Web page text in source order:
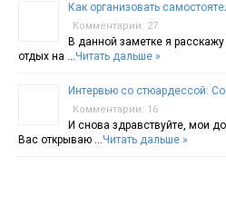
Как организовать
Комментарии: 27
В данной заметке я
отдых на …Читать дальше »
Интервью со стюардессой:
Комментарии: 16
И снова здравствуйте, мои
Вас открываю …Читать дальше »